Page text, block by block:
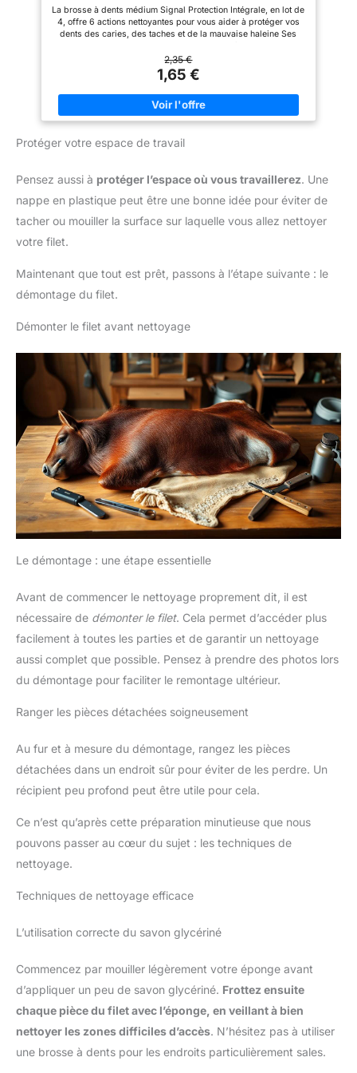
Action, brins medium
RESPONSABLE : Colgate
s'engage pour la durabilité. Le
manche coloré de cette brosse
recyclés, pour un choix plus
dents)
La brosse à dents médium Signal Protection Intégrale, en lot de
4, offre 6 actions nettoyantes pour vous aider à protéger vos
dents des caries, des taches et de la mauvaise haleine Ses
aident à protéger les dents des caries Leur action polissante
aide à polir les dents en douceur et prévenir ainsi l'apparition
des taches Le cou à trois angles de cette brosse à dents a été
conçu pour atteindre les zones difficiles d'accès afin
d'éliminer les restes d'aliments et aider à lutter contre la
plaque Également dotée d'une brosselangue à rainures, cette
mauvaise haleine En partenariat avec TerraCycle, la brosse à
2,35 €
1,65 €
Protéger votre espace de travail
Pensez aussi à protéger l’espace où vous travaillerez. Une
nappe en plastique peut être une bonne idée pour éviter de
tacher ou mouiller la surface sur laquelle vous allez nettoyer
votre filet.
Maintenant que tout est prêt, passons à l’étape suivante : le
démontage du filet.
Démonter le filet avant nettoyage
Le démontage : une étape essentielle
Avant de commencer le nettoyage proprement dit, il est
nécessaire de démonter le filet. Cela permet d’accéder plus
facilement à toutes les parties et de garantir un nettoyage
aussi complet que possible. Pensez à prendre des photos lors
du démontage pour faciliter le remontage ultérieur.
Ranger les pièces détachées soigneusement
Au fur et à mesure du démontage, rangez les pièces
détachées dans un endroit sûr pour éviter de les perdre. Un
récipient peu profond peut être utile pour cela.
Ce n’est qu’après cette préparation minutieuse que nous
pouvons passer au cœur du sujet : les techniques de
nettoyage.
Techniques de nettoyage efficace
L’utilisation correcte du savon glycériné
Commencez par mouiller légèrement votre éponge avant
d’appliquer un peu de savon glycériné. Frottez ensuite
chaque pièce du filet avec l’éponge, en veillant à bien
nettoyer les zones difficiles d’accès. N’hésitez pas à utiliser
une brosse à dents pour les endroits particulièrement sales.